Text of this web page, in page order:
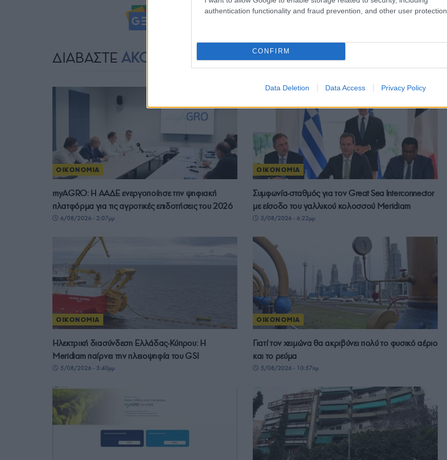
authentication functionality and fraud prevention, and other user protection.
CONFIRM
Data Deletion Data Access Privacy Policy
Ακολουθήστε μας στοGoogle News
ΔΙΑΒΑΣΤΕ ΑΚΟΜΗ
ΟΙΚΟΝΟΜΙΑ
myAGRO: Η ΑΑΔΕ ενεργοποίησε την ψηφιακή
πλατφόρμα για τις αγροτικές επιδοτήσεις του 2026
6/08/2026 - 2:07μμ
ΟΙΚΟΝΟΜΙΑ
Συμφωνία-σταθμός για τον Great Sea Interconnector
με είσοδο του γαλλικού κολοσσού Meridiam
5/08/2026 - 6:22μμ
ΟΙΚΟΝΟΜΙΑ
Ηλεκτρική διασύνδεση Ελλάδας-Κύπρου: Η
Meridiam παίρνει την πλειοψηφία του GSI
5/08/2026 - 3:40μμ
ΟΙΚΟΝΟΜΙΑ
Γιατί τον χειμώνα θα ακριβύνει πολύ το φυσικό αέριο
και το ρεύμα
5/08/2026 - 10:57πμ